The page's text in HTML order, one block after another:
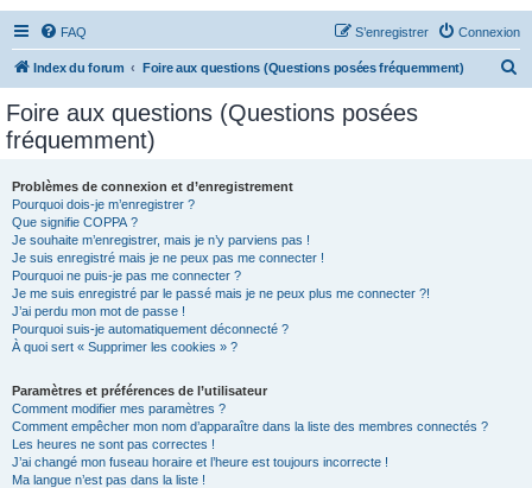
FAQ Connexion
S’enregistrer
Index du forum Foire aux questions (Questions posées fréquemment)
Foire aux questions (Questions posées
fréquemment)
Problèmes de connexion et d’enregistrement
Pourquoi dois-je m’enregistrer ?
Que signifie COPPA ?
Je souhaite m’enregistrer, mais je n’y parviens pas !
Je suis enregistré mais je ne peux pas me connecter !
Pourquoi ne puis-je pas me connecter ?
Je me suis enregistré par le passé mais je ne peux plus me connecter ?!
J’ai perdu mon mot de passe !
Pourquoi suis-je automatiquement déconnecté ?
À quoi sert « Supprimer les cookies » ?
Paramètres et préférences de l’utilisateur
Comment modifier mes paramètres ?
Comment empêcher mon nom d’apparaître dans la liste des membres connectés ?
Les heures ne sont pas correctes !
J’ai changé mon fuseau horaire et l’heure est toujours incorrecte !
Ma langue n’est pas dans la liste !